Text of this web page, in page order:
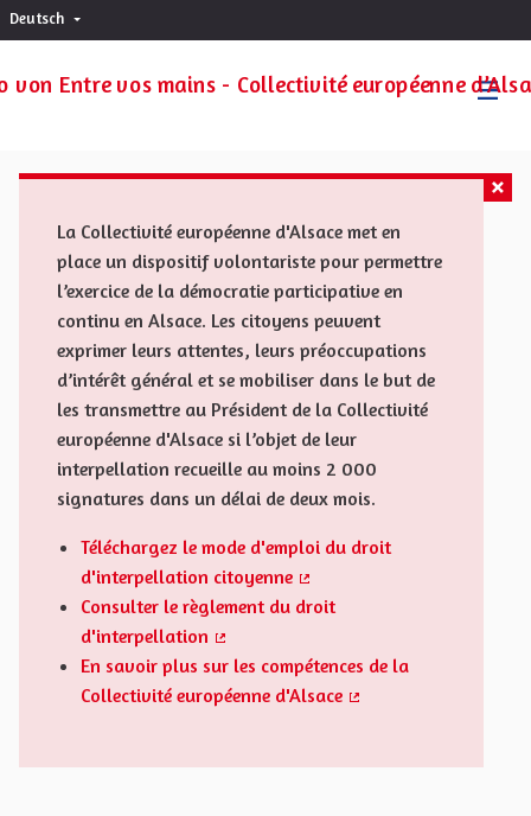
Deutsch Choisir la langue
La Collectivité européenne d'Alsace met en
place un dispositif volontariste pour permettre
l’exercice de la démocratie participative en
continu en Alsace. Les citoyens peuvent
exprimer leurs attentes, leurs préoccupations
d’intérêt général et se mobiliser dans le but de
les transmettre au Président de la Collectivité
européenne d'Alsace si l’objet de leur
interpellation recueille au moins 2 000
signatures dans un délai de deux mois.
Téléchargez le mode d'emploi du droit
d'interpellation citoyenne
(Externer Link)
Consulter le règlement du droit
d'interpellation
(Externer Link)
En savoir plus sur les compétences de la
Collectivité européenne d'Alsace